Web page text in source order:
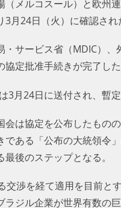
（メルコスール）と欧州
り3月24日（火）に確認
・サービス省（MDIC）
協定批准手続きが完了し
3月24日に送付され、暫
会は協定を公布したもの
である「公布の大統領令
最後のステップとなる。
交渉を経て適用を目前と
ラジル企業が世界有数の